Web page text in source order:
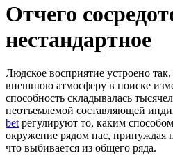
Отчего
нестандартное
Людское восприятие устроено
внешнюю атмосферу в поиске
способность складывалась
неотъемлемой составляющей
betрегулируют то, каким
окружение рядом нас, принуждая
что выбивается из общего ряда.